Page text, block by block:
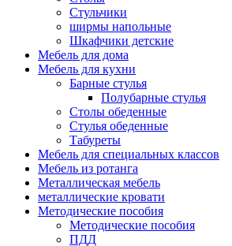
Стульчики
ширмы напольные
Шкафчики детские
Мебель для дома
Мебель для кухни
Барные стулья
Полубарные стулья
Столы обеденные
Стулья обеденные
Табуреты
Мебель для специальных классов
Мебель из ротанга
Металлическая мебель
металлические кровати
Методические пособия
Методические пособия
ПДД